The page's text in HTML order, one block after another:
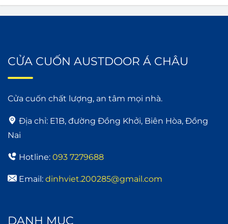
CỬA CUỐN AUSTDOOR Á CHÂU
Cửa cuốn chất lượng, an tâm mọi nhà.
Địa chỉ: E1B, đường Đồng Khởi, Biên Hòa, Đồng
Nai
Hotline: 093 7279688
Email: dinhviet.200285@gmail.com
DANH MỤC